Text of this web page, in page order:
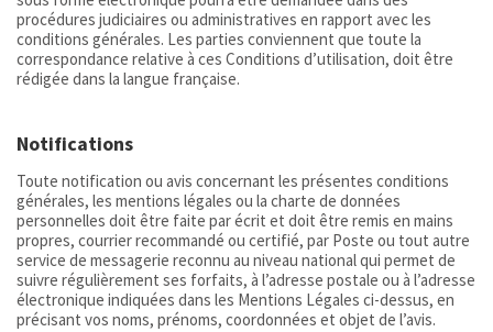
procédures judiciaires ou administratives en rapport avec les
conditions générales. Les parties conviennent que toute la
correspondance relative à ces Conditions d’utilisation, doit être
rédigée dans la langue française.
Notifications
Toute notification ou avis concernant les présentes conditions
générales, les mentions légales ou la charte de données
personnelles doit être faite par écrit et doit être remis en mains
propres, courrier recommandé ou certifié, par Poste ou tout autre
service de messagerie reconnu au niveau national qui permet de
suivre régulièrement ses forfaits, à l’adresse postale ou à l’adresse
électronique indiquées dans les Mentions Légales ci-dessus, en
précisant vos noms, prénoms, coordonnées et objet de l’avis.